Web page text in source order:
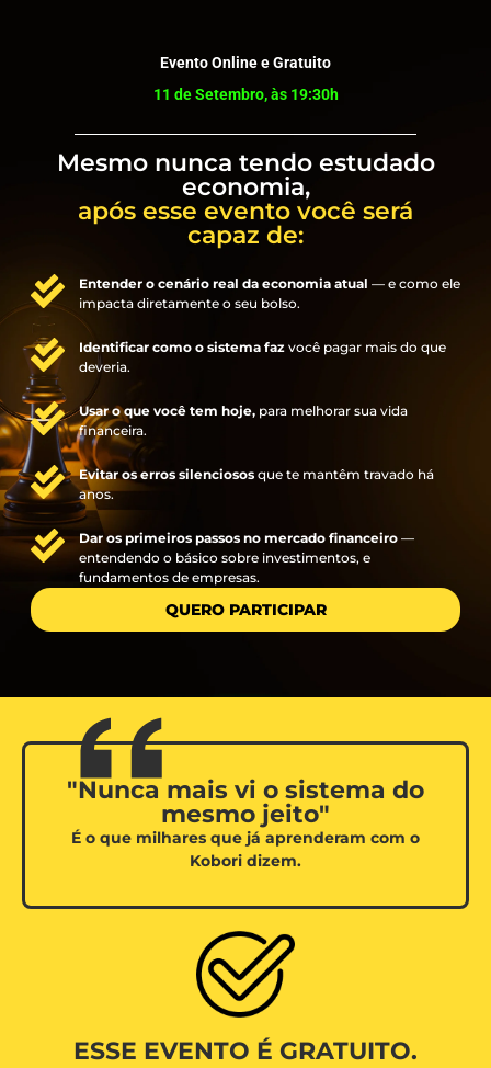
Evento Online e Gratuito
11 de Setembro, às 19:30h
Mesmo nunca tendo estudado
economia,
após esse evento você será
capaz de:
Entender o cenário real da economia atual — e como ele
impacta diretamente o seu bolso.
Identificar como o sistema faz você pagar mais do que
deveria.
Usar o que você tem hoje,para melhorar sua vida
financeira.
Evitar os erros silenciososque te mantêm travado há
anos.
Dar os primeiros passos no mercado financeiro—
entendendo o básico sobre investimentos, e
fundamentos de empresas.
QUERO PARTICIPAR
"Nunca mais vi o sistema do
mesmo jeito"
É o que milhares que já aprenderam com o
Kobori dizem.
ESSE EVENTO É GRATUITO.